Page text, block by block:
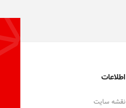
اطلاعات
نقشه سایت